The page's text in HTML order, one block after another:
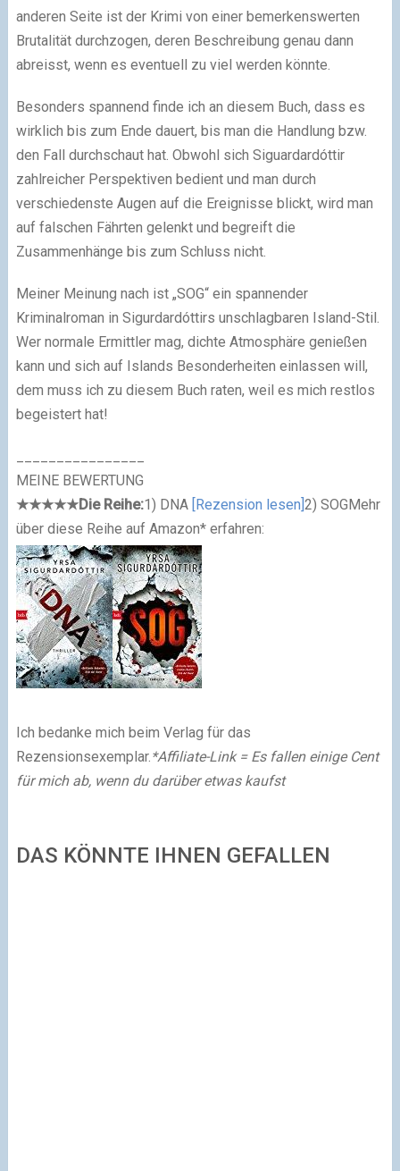
anderen Seite ist der Krimi von einer bemerkenswerten
Brutalität durchzogen, deren Beschreibung genau dann
abreisst, wenn es eventuell zu viel werden könnte.
Besonders spannend finde ich an diesem Buch, dass es
wirklich bis zum Ende dauert, bis man die Handlung bzw.
den Fall durchschaut hat. Obwohl sich Siguardardóttir
zahlreicher Perspektiven bedient und man durch
verschiedenste Augen auf die Ereignisse blickt, wird man
auf falschen Fährten gelenkt und begreift die
Zusammenhänge bis zum Schluss nicht.
Meiner Meinung nach ist „SOG“ ein spannender
Kriminalroman in Sigurdardóttirs unschlagbaren Island-Stil.
Wer normale Ermittler mag, dichte Atmosphäre genießen
kann und sich auf Islands Besonderheiten einlassen will,
dem muss ich zu diesem Buch raten, weil es mich restlos
begeistert hat!
MEINE BEWERTUNG
★★★★★Die Reihe:1) DNA [Rezension lesen]2) SOGMehr
über diese Reihe auf Amazon* erfahren:
Ich bedanke mich beim Verlag für das
Rezensionsexemplar. *Affiliate-Link = Es fallen einige Cent
für mich ab, wenn du darüber etwas kaufst
DAS KÖNNTE IHNEN GEFALLEN